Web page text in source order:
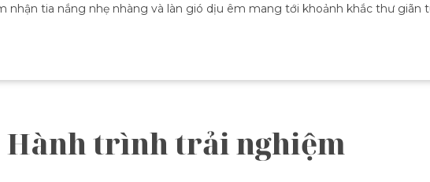
nhận tia nắng nhẹ nhàng và làn gió dịu êm mang tới khoảnh khắc thư giãn
Hành trình trải nghiệm